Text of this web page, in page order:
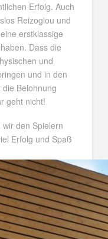
Erfolg. Auch
Reizoglou und
erstklassige
Dass die
und
und in den
Belohnung
geht nicht!
den Spielern
Erfolg und Spaß